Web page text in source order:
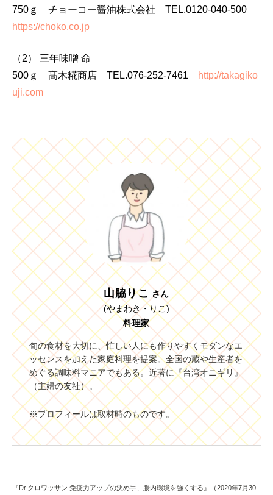
750ｇ チョーコー醤油株式会社 TEL.0120-040-500
https://choko.co.jp
（2） 三年味噌 命
500ｇ 髙木糀商店 TEL.076-252-7461
http://takagiko
uji.com
山脇りこ
さん
(やまわき・りこ)
料理家
旬の食材を大切に、忙しい人にも作りやすくモダンなエ
ッセンスを加えた家庭料理を提案。全国の蔵や生産者を
めぐる調味料マニアでもある。近著に『台湾オニギリ』
（主婦の友社）。
※プロフィールは取材時のものです。
『Dr.クロワッサン 免疫力アップの決め手、腸内環境を強くする』（2020年7月30